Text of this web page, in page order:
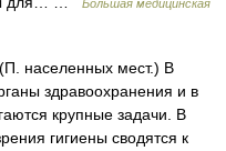
Большая медицинская
населенных мест.) В
здравоохранения и в
крупные задачи. В
гигиены сводятся к